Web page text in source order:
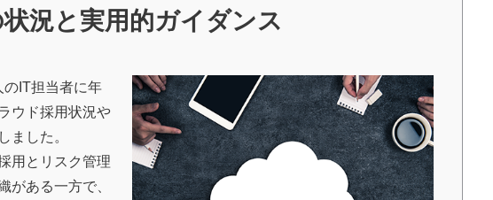
況と実用的ガイダンス
IT担当者に年
ウド採用状況や
ました。
用とリスク管理
がある一方で、